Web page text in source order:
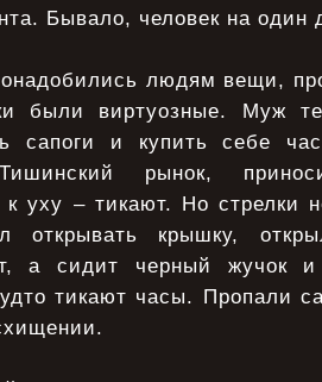
Бывало, человек на один
людям вещи,
были виртуозные. Муж
сапоги и купить себе
рынок,
уху – тикают. Но стрелки
открывать крышку,
а сидит черный жучок
тикают часы. Пропали